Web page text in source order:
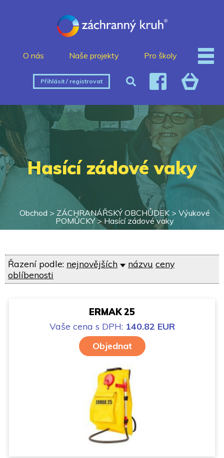
O nás Naše projekty Pro školy
Přihlásit / registrovat
Hasící zádové vaky
Obchod > ZÁCHRANÁŘSKÝ OBCHŮDEK> Výukové
POMŮCKY> Hasící zádové vaky
Řazení podle: nejnovějších názvu ceny
oblíbenosti
ERMAK 25
Vaše cena s DPH: 140.82 EUR
Objednat